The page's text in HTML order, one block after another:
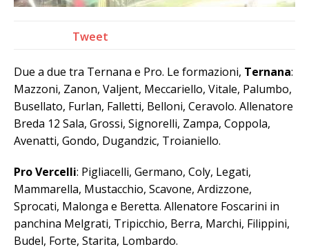
Tweet
Due a due tra Ternana e Pro. Le formazioni, Ternana:
Mazzoni, Zanon, Valjent, Meccariello, Vitale, Palumbo,
Busellato, Furlan, Falletti, Belloni, Ceravolo. Allenatore
Breda 12 Sala, Grossi, Signorelli, Zampa, Coppola,
Avenatti, Gondo, Dugandzic, Troianiello.
Pro Vercelli: Pigliacelli, Germano, Coly, Legati,
Mammarella, Mustacchio, Scavone, Ardizzone,
Sprocati, Malonga e Beretta. Allenatore Foscarini in
panchina Melgrati, Tripicchio, Berra, Marchi, Filippini,
Budel, Forte, Starita, Lombardo.